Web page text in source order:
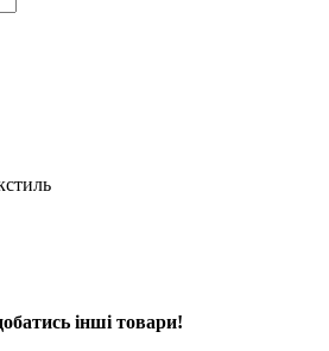
інші товари!